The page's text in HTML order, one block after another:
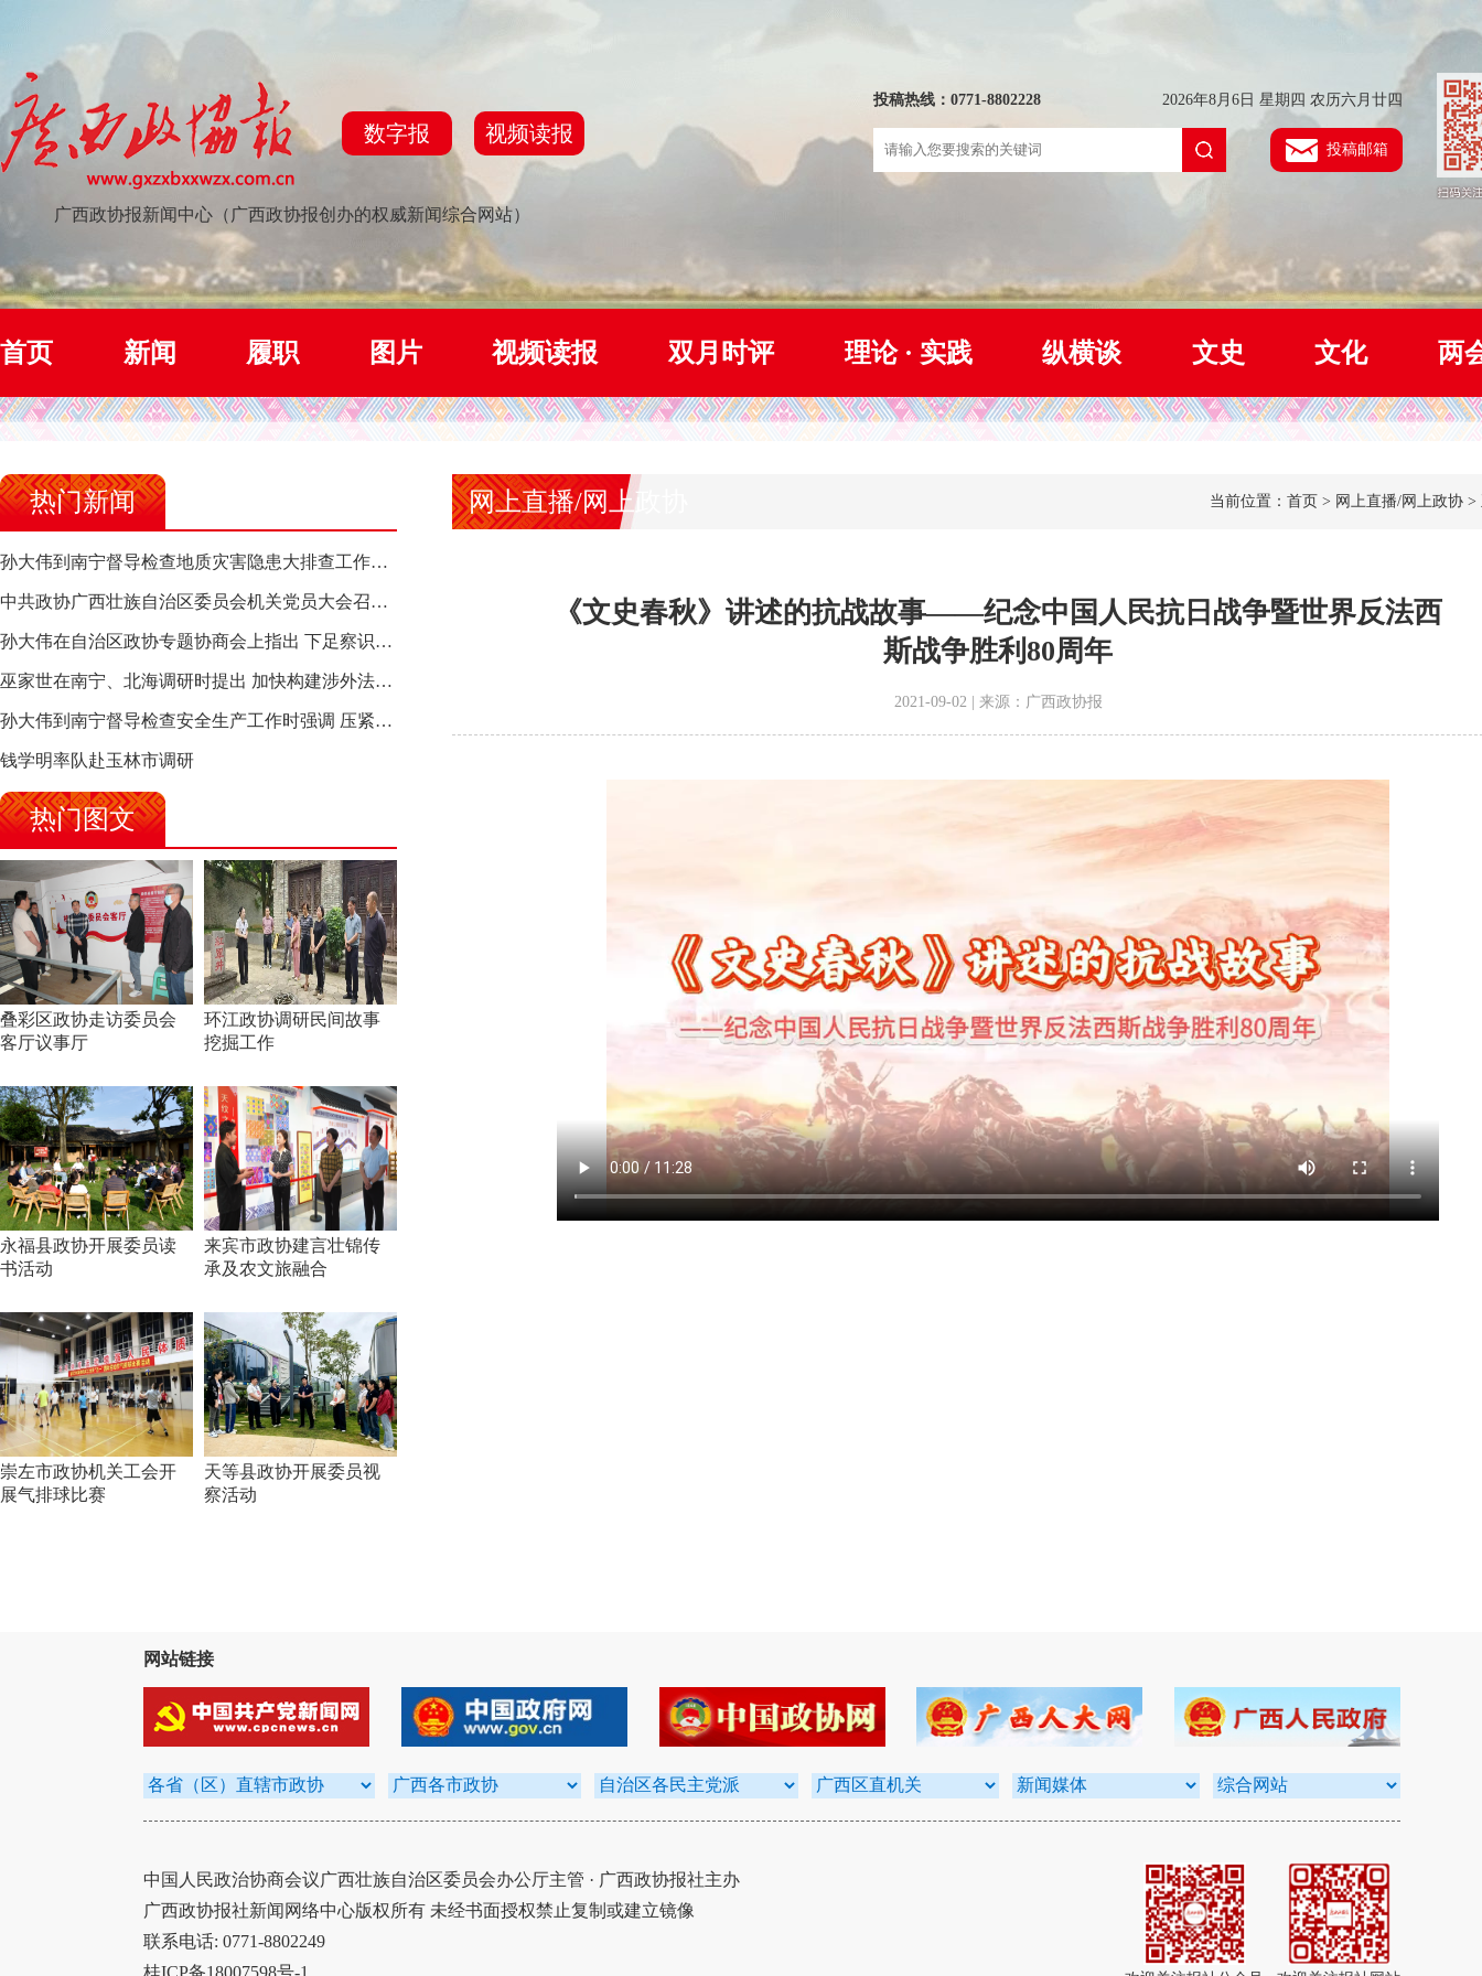
数字报 视频读报
广西政协报新闻中心（广西政协报创办的权威新闻综合网站）
投稿热线：0771-8802228 2026年8月6日 星期四 农历六月廿四
投稿邮箱
首页 新闻 履职 图片 视频读报 双月时评 理论 · 实践 纵横谈 文史 文化 两
热门新闻
孙大伟到南宁督导检查地质灾害隐患大排查工作时强调 筑牢地质灾害安全防线 全力保障人民群众生命财产安全
中共政协广西壮族自治区委员会机关党员大会召开 选举产生新一届机关党委、机关纪委
孙大伟在自治区政协专题协商会上指出 下足察识谋督之功 恪尽服务大局之责 助推有色金属、关键金属产业高质量发展
巫家世在南宁、北海调研时提出 加快构建涉外法律供给集群 护航向海经济高质量发展
孙大伟到南宁督导检查安全生产工作时强调 压紧压实责任 狠抓隐患整治 坚决筑牢安全生产防线
钱学明率队赴玉林市调研
热门图文
叠彩区政协走访委员会
客厅议事厅
环江政协调研民间故事
挖掘工作
永福县政协开展委员读
书活动
来宾市政协建言壮锦传
承及农文旅融合
崇左市政协机关工会开
展气排球比赛
天等县政协开展委员视
察活动
网上直播/网上政协 当前位置：首页 > 网上直播/网上政协 >
《文史春秋》讲述的抗战故事——纪念中国人民抗日战争暨世界反法西
斯战争胜利80周年
2021-09-02 | 来源：广西政协报
网站链接
中国人民政治协商会议广西壮族自治区委员会办公厅主管 · 广西政协报社主办
广西政协报社新闻网络中心版权所有 未经书面授权禁止复制或建立镜像
联系电话: 0771-8802249
桂ICP备18007598号-1